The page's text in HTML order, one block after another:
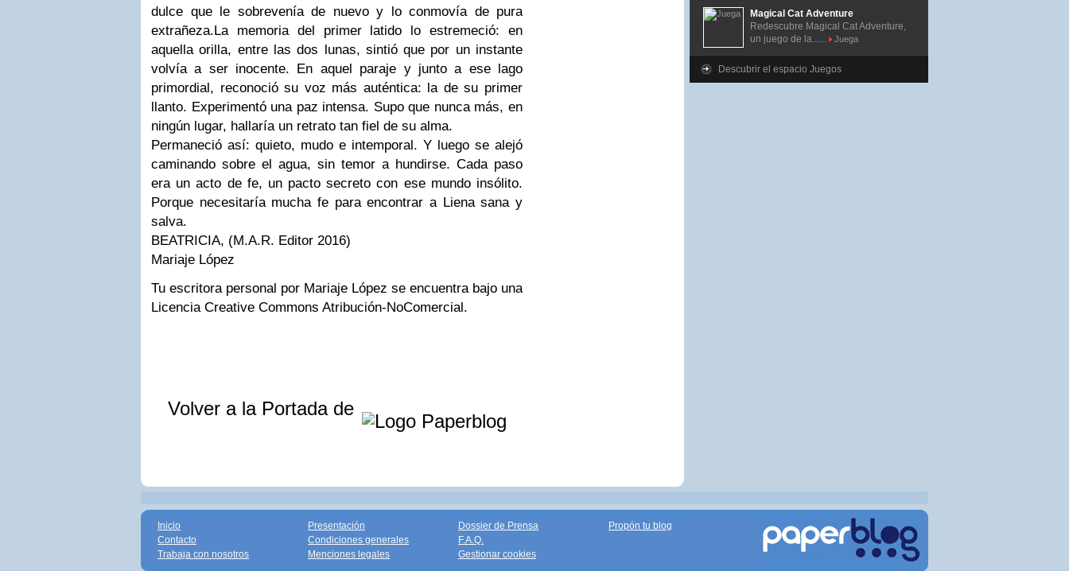
dulce que le sobrevenía de nuevo y lo conmovía de pura
extrañeza.La memoria del primer latido lo estremeció: en
aquella orilla, entre las dos lunas, sintió que por un instante
volvía a ser inocente. En aquel paraje y junto a ese lago
primordial, reconoció su voz más auténtica: la de su primer
llanto. Experimentó una paz intensa. Supo que nunca más, en
ningún lugar, hallaría un retrato tan fiel de su alma.
Permaneció así: quieto, mudo e intemporal. Y luego se alejó
caminando sobre el agua, sin temor a hundirse. Cada paso
era un acto de fe, un pacto secreto con ese mundo insólito.
Porque necesitaría mucha fe para encontrar a Liena sana y
salva.
BEATRICIA, (M.A.R. Editor 2016)
Mariaje López
Tu escritora personal por Mariaje López se encuentra bajo una
Licencia Creative Commons Atribución-NoComercial.
Volver a la Portada de
Magical Cat Adventure
Redescubre Magical Cat Adventure,
un juego de la......
Juega
Descubrir el espacio Juegos
Inicio
Contacto
Trabaja con nosotros
Presentación
Condiciones generales
Menciones legales
Dossier de Prensa
F.A.Q.
Gestionar cookies
Propón tu blog